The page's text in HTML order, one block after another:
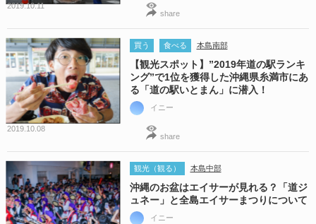
2019.10.11
share
買う 食べる 本島南部
【観光スポット】”2019年道の駅ランキ
ング”で1位を獲得した沖縄県糸満市にあ
る「道の駅いとまん」に潜入！
イニー
2019.10.08
share
観光（観る） 本島中部
沖縄のお盆はエイサーが見れる？「道ジ
ュネー」と全島エイサーまつりについて
イニー